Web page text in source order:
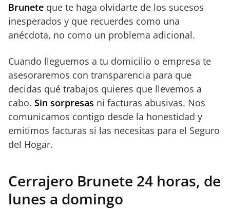
Brunete que te haga olvidarte de los sucesos
inesperados y que recuerdes como una
anécdota, no como un problema adicional.
Cuando lleguemos a tu domicilio o empresa te
asesoraremos con transparencia para que
decidas qué trabajos quieres que llevemos a
cabo. Sin sorpresas ni facturas abusivas. Nos
comunicamos contigo desde la honestidad y
emitimos facturas si las necesitas para el Seguro
del Hogar.
Cerrajero Brunete 24 horas, de
lunes a domingo